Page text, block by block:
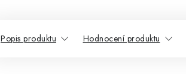
Popis produktu Hodnocení produktu